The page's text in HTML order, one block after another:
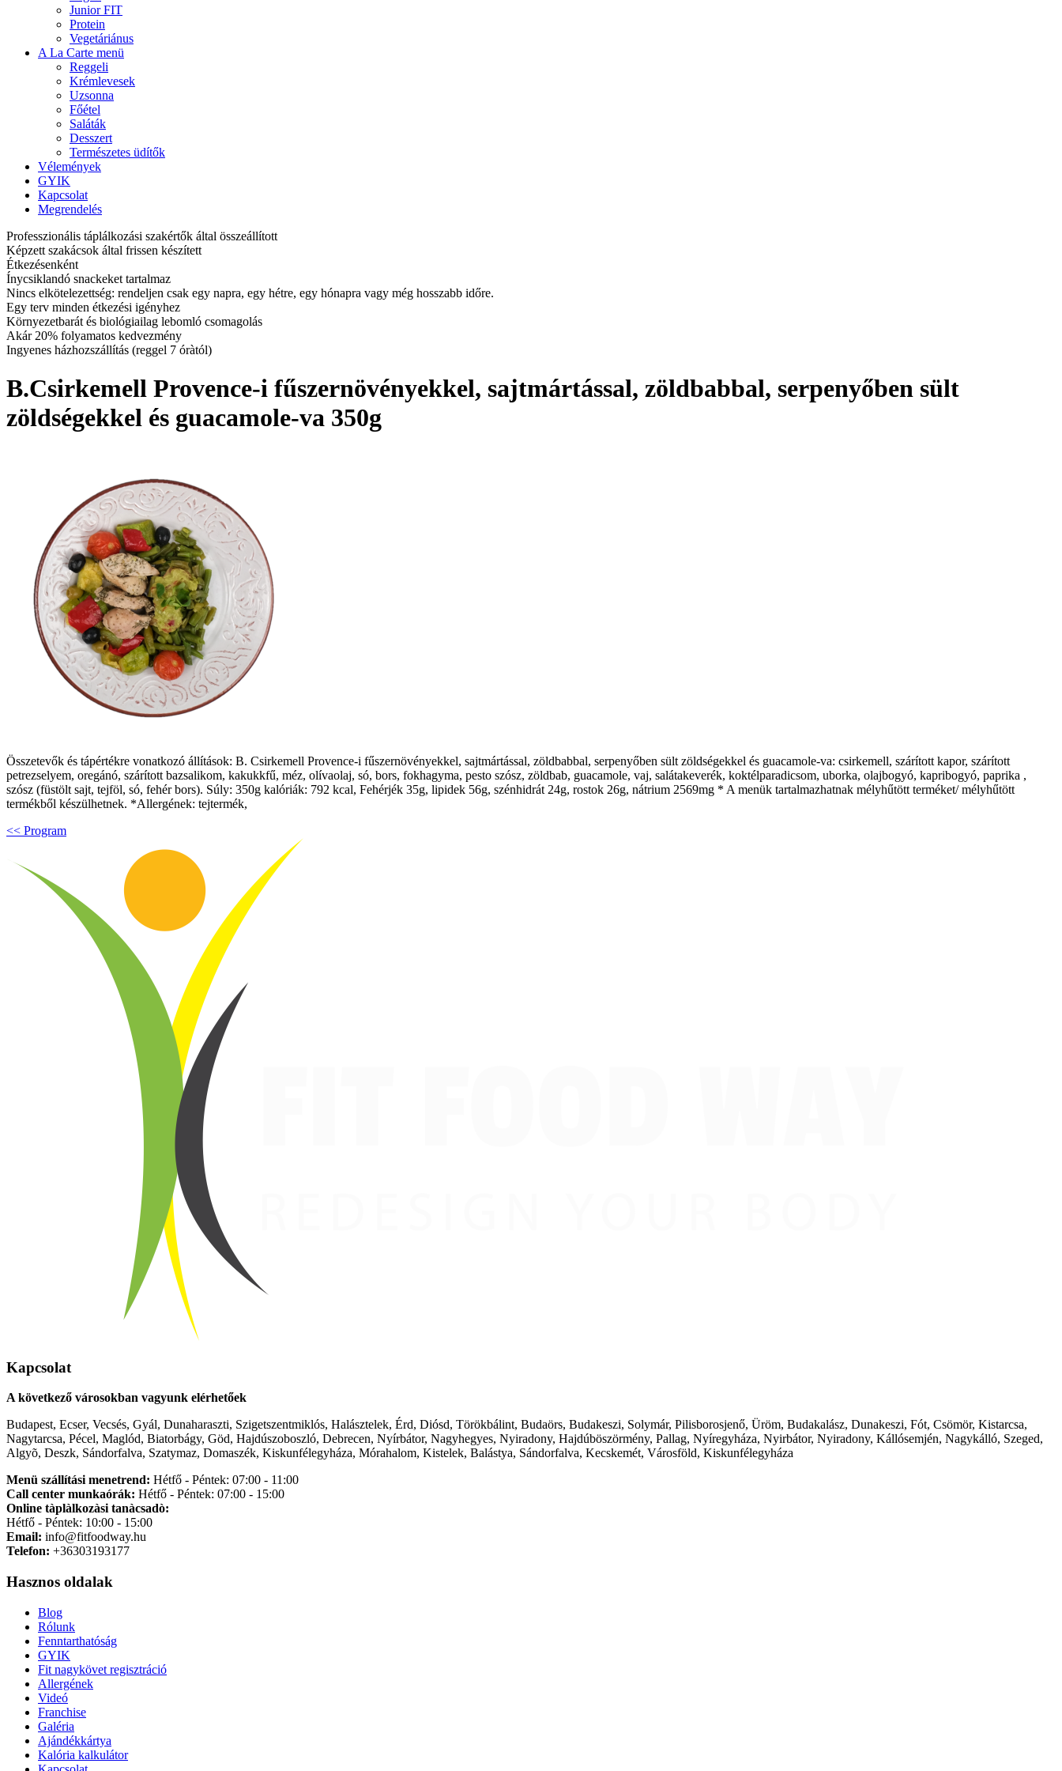
Junior FIT
Protein
Vegetáriánus
A La Carte menü
Reggeli
Krémlevesek
Uzsonna
Főétel
Saláták
Desszert
Természetes üdítők
Vélemények
GYIK
Kapcsolat
Megrendelés
Professzionális táplálkozási szakértők által összeállított
Képzett szakácsok által frissen készített
Étkezésenként
Ínycsiklandó snackeket tartalmaz
Nincs elkötelezettség: rendeljen csak egy napra, egy hétre, egy hónapra vagy még hosszabb időre.
Egy terv minden étkezési igényhez
Környezetbarát és biológiailag lebomló csomagolás
Akár 20% folyamatos kedvezmény
Ingyenes házhozszállítás (reggel 7 óràtól)
B.Csirkemell Provence-i fűszernövényekkel, sajtmártással, zöldbabbal, serpenyőben sült
zöldségekkel és guacamole-va 350g
Összetevők és tápértékre vonatkozó állítások: B. Csirkemell Provence-i fűszernövényekkel, sajtmártással, zöldbabbal, serpenyőben sült zöldségekkel és guacamole-va: csirkemell, szárított kapor, szárított
petrezselyem, oregánó, szárított bazsalikom, kakukkfű, méz, olívaolaj, só, bors, fokhagyma, pesto szósz, zöldbab, guacamole, vaj, salátakeverék, koktélparadicsom, uborka, olajbogyó, kapribogyó, paprika ,
szósz (füstölt sajt, tejföl, só, fehér bors). Súly: 350g kalóriák: 792 kcal, Fehérjék 35g, lipidek 56g, szénhidrát 24g, rostok 26g, nátrium 2569mg * A menük tartalmazhatnak mélyhűtött terméket/ mélyhűtött
termékből készülhetnek. *Allergének: tejtermék,
<< Program
Kapcsolat
A következő városokban vagyunk elérhetőek
Budapest, Ecser, Vecsés, Gyál, Dunaharaszti, Szigetszentmiklós, Halásztelek, Érd, Diósd, Törökbálint, Budaörs, Budakeszi, Solymár, Pilisborosjenő, Üröm, Budakalász, Dunakeszi, Fót, Csömör, Kistarcsa,
Nagytarcsa, Pécel, Maglód, Biatorbágy, Göd, Hajdúszoboszló, Debrecen, Nyírbátor, Nagyhegyes, Nyiradony, Hajdúböszörmény, Pallag, Nyíregyháza, Nyirbátor, Nyiradony, Kállósemjén, Nagykálló, Szeged,
Algyõ, Deszk, Sándorfalva, Szatymaz, Domaszék, Kiskunfélegyháza, Mórahalom, Kistelek, Balástya, Sándorfalva, Kecskemét, Városföld, Kiskunfélegyháza
Menü szállítási menetrend: Hétfő - Péntek: 07:00 - 11:00
Call center munkaórák: Hétfő - Péntek: 07:00 - 15:00
Online tàplàlkozàsi tanàcsadò:
Hétfő - Péntek: 10:00 - 15:00
Email: info@fitfoodway.hu
Telefon: +36303193177
Hasznos oldalak
Blog
Rólunk
Fenntarthatóság
GYIK
Fit nagykövet regisztráció
Allergének
Videó
Franchise
Galéria
Ajándékkártya
Kalória kalkulátor